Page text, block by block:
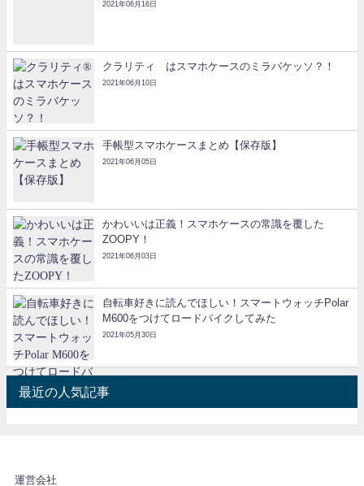
2021年06月16日
クラリティ®はスマホケースのミラバケッソ？！
2021年06月10日
手帳型スマホケースまとめ【保存版】
2021年06月05日
かわいいは正義！スマホケースの常識を覆した
ZOOPY！
2021年06月03日
自転車好きに読んでほしい！スマートウォッチPolar
M600をつけてロードバイクしてみた
2021年05月30日
最近の人気記事
運営会社